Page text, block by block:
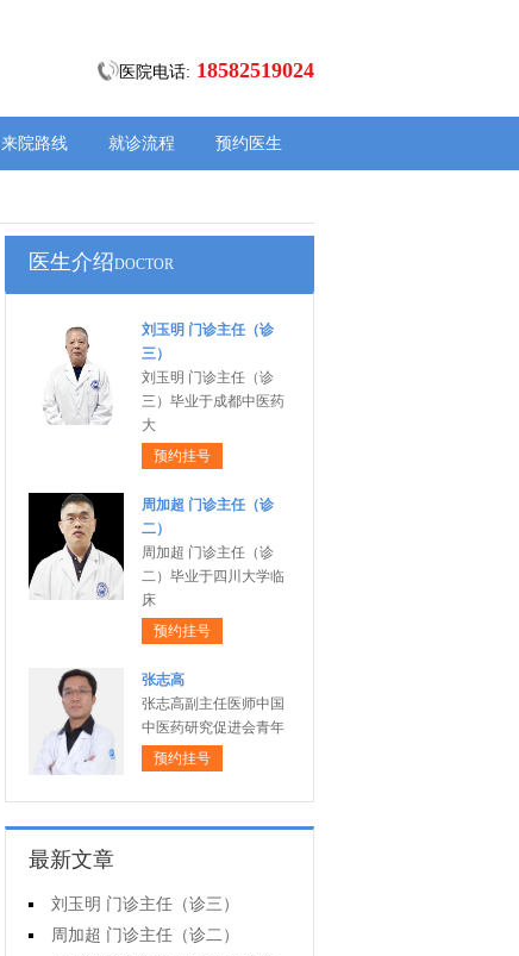
医院电话: 18582519024
来院路线 就诊流程 预约医生
医生介绍DOCTOR
刘玉明 门诊主任（诊
三）
刘玉明 门诊主任（诊
三）毕业于成都中医药
大
预约挂号
周加超 门诊主任（诊
二）
周加超 门诊主任（诊
二）毕业于四川大学临
床
预约挂号
张志高
张志高副主任医师中国
中医药研究促进会青年
预约挂号
最新文章
刘玉明 门诊主任（诊三）
周加超 门诊主任（诊二）